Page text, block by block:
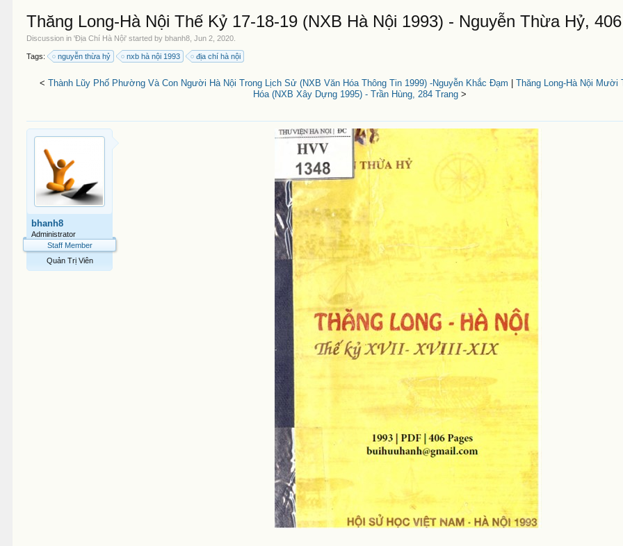
Thăng Long-Hà Nội Thế Kỷ 17-18-19 (NXB Hà Nội 1993) - Nguyễn Thừa Hỷ,
Discussion in 'Địa Chí Hà Nội' started bybhanh8 ,Jun 2, 2020
Tags: nguyễn thừa hỷ nxb hà nội 1993 địa chí hà nội
< Thành Lũy Phố Phường Và Con Người Hà Nội Trong Lịch Sử (NXB Văn Hóa Thông Tin 1999) -Nguyễn Khắc Đạm
Thăng Long-Hà Nội Mười
Hóa (NXB Xây Dựng 1995) - Trần Hùng, 284 Trang>
bhanh8
Administrator
Staff Member
Quản Trị Viên